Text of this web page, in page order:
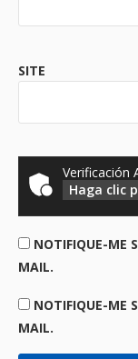
SITE
Verificación
Haga clic
NOTIFIQUE-ME
MAIL.
NOTIFIQUE-ME
MAIL.